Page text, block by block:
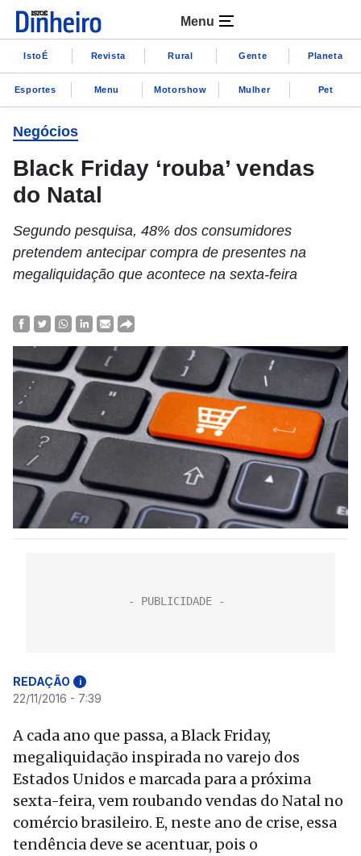
Menu
IstoÉ Revista Rural Gente Planeta
Esportes Menu Motorshow Mulher Pet
Negócios
Black Friday ‘rouba’ vendas
do Natal
Segundo pesquisa, 48% dos consumidores
pretendem antecipar compra de presentes na
megaliquidação que acontece na sexta-feira
REDAÇÃO i
22/11/2016 - 7:39
A cada ano que passa, a Black Friday,
megaliquidação inspirada no varejo dos
Estados Unidos e marcada para a próxima
sexta-feira, vem roubando vendas do Natal no
comércio brasileiro. E, neste ano de crise, essa
tendência deve se acentuar, pois o